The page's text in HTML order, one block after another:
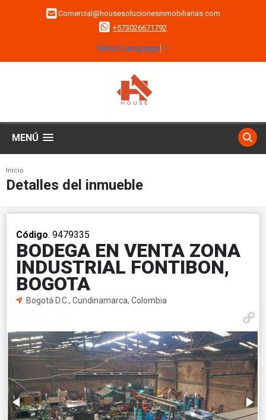
Comercial@housesolucionesinmobiliarias.com
+573026671792
Select Language ▼
MENÚ
Inicio
Detalles del inmueble
Código. 9479335
BODEGA EN VENTA ZONA
INDUSTRIAL FONTIBON,
BOGOTA
Bogotá D.C., Cundinamarca, Colombia